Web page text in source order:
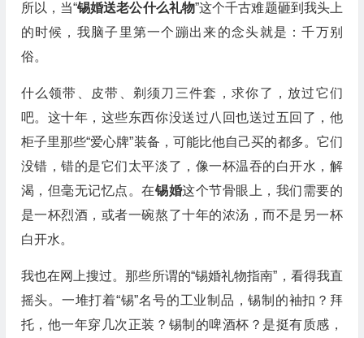
所以，当“锡婚送老公什么礼物”这个千古难题砸到我头上
的时候，我脑子里第一个蹦出来的念头就是：千万别
俗。
什么领带、皮带、剃须刀三件套，求你了，放过它们
吧。这十年，这些东西你没送过八回也送过五回了，他
柜子里那些“爱心牌”装备，可能比他自己买的都多。它们
没错，错的是它们太平淡了，像一杯温吞的白开水，解
渴，但毫无记忆点。在锡婚这个节骨眼上，我们需要的
是一杯烈酒，或者一碗熬了十年的浓汤，而不是另一杯
白开水。
我也在网上搜过。那些所谓的“锡婚礼物指南”，看得我直
摇头。一堆打着“锡”名号的工业制品，锡制的袖扣？拜
托，他一年穿几次正装？锡制的啤酒杯？是挺有质感，